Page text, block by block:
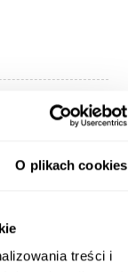
O plikach cookies
treści i